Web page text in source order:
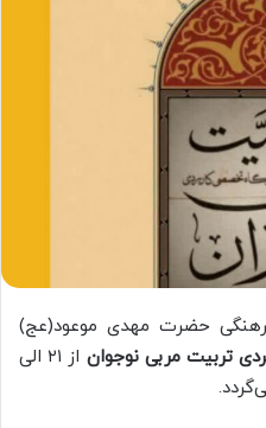
حضرت مهدی موعود(عج)
تربیت مربی نوجوان
از ۲۱ الی